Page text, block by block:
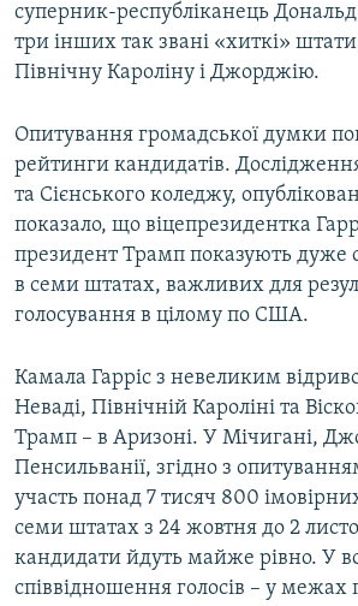
ДОЛУЧАЙСЯ!
Усі сайти RFE/RL
суперник-республіканець Дональд
три інших так звані «хиткі»
Північну Кароліну і Джорджію.
Опитування громадської думки
рейтинги кандидатів.
та Сієнського коледжу,
показало, що віцепрезидентка
президент Трамп показують дуже
в семи штатах, важливих для
голосування в цілому по США.
Камала Гарріс з невеликим
Неваді, Північній Кароліні та
Трамп – в Аризоні. У Мічигані,
Пенсильванії, згідно з
участь понад 7 тисяч 800
семи штатах з 24 жовтня до 2
кандидати йдуть майже рівно. У
співвідношення голосів – у межах